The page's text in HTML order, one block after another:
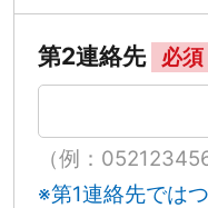
第2連絡先 必須
（例：
※第1連絡先では